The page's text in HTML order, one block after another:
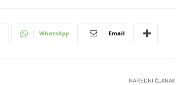
WhatsApp Email
NAREDNI ČLANAK